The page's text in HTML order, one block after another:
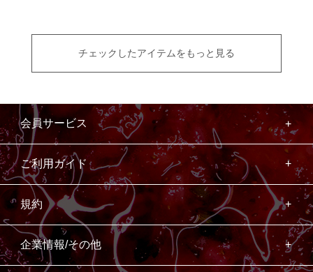
チェックしたアイテムをもっと見る
会員サービス
ご利用ガイド
規約
企業情報/その他